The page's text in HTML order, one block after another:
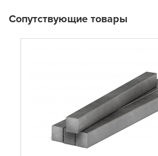
Сопутствующие товары